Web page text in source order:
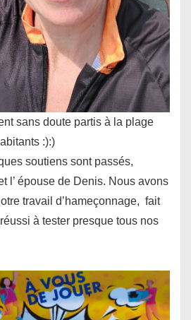
sans doute partis à la plage
:):)
soutiens sont passés,
l’ épouse de Denis. Nous avons
travail d’hameçonnage, fait
à tester presque tous nos